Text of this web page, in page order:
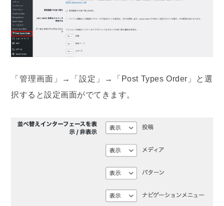
「管理画面」→「設定」→「Post Types Order」と選
択すると設定画面がでてきます。